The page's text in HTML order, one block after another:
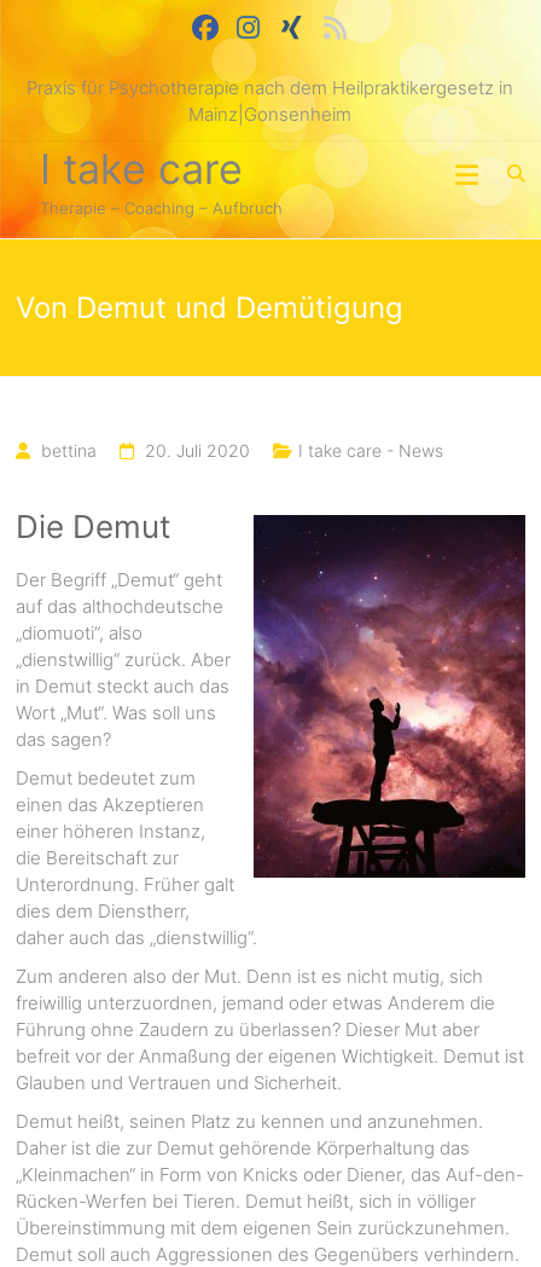
Praxis für Psychotherapie nach dem Heilpraktikergesetz in
Mainz|Gonsenheim
I take care
Therapie – Coaching – Aufbruch
Von Demut und Demütigung
bettina 20. Juli 2020 I take care - News
Die Demut
Der Begriff „Demut“ geht
auf das althochdeutsche
„diomuoti“, also
„dienstwillig“ zurück. Aber
in Demut steckt auch das
Wort „Mut“. Was soll uns
das sagen?
Demut bedeutet zum
einen das Akzeptieren
einer höheren Instanz,
die Bereitschaft zur
Unterordnung. Früher galt
dies dem Dienstherr,
daher auch das „dienstwillig“.
Zum anderen also der Mut. Denn ist es nicht mutig, sich
freiwillig unterzuordnen, jemand oder etwas Anderem die
Führung ohne Zaudern zu überlassen? Dieser Mut aber
befreit vor der Anmaßung der eigenen Wichtigkeit. Demut ist
Glauben und Vertrauen und Sicherheit.
Demut heißt, seinen Platz zu kennen und anzunehmen.
Daher ist die zur Demut gehörende Körperhaltung das
„Kleinmachen“ in Form von Knicks oder Diener, das Auf-den-
Rücken-Werfen bei Tieren. Demut heißt, sich in völliger
Übereinstimmung mit dem eigenen Sein zurückzunehmen.
Demut soll auch Aggressionen des Gegenübers verhindern.